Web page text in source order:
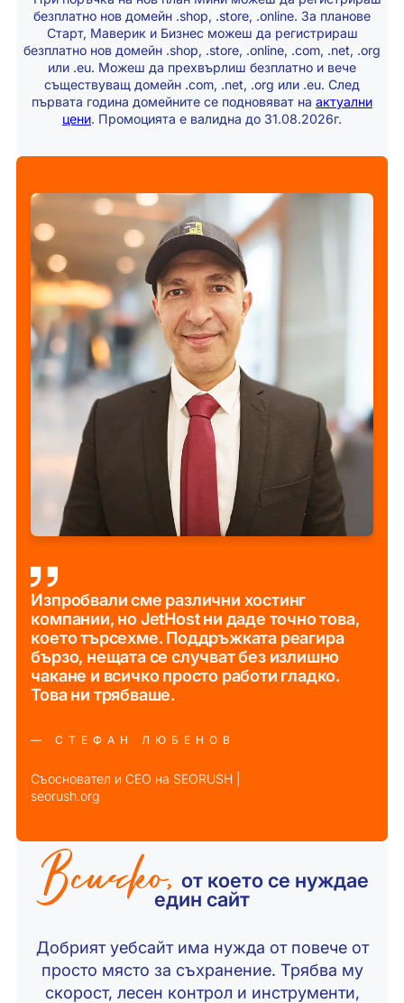
безплатно нов домейн .shop, .store, .online. За планове
Старт, Маверик и Бизнес можеш да регистрираш
безплатно нов домейн .shop, .store, .online, .com, .net, .org
или .eu. Можеш да прехвърлиш безплатно и вече
съществуващ домейн .com, .net, .org или .eu. След
първата година домейните се подновяват на актуални
цени. Промоцията е валидна до 31.08.2026г.
Изпробвали сме различни хостинг
компании, но JetHost ни даде точно това,
което търсехме. Поддръжката реагира
бързо, нещата се случват без излишно
чакане и всичко просто работи гладко.
Това ни трябваше.
— СТЕФАН ЛЮБЕНОВ
Съосновател и CEO на SEORUSH |
seorush.org
Всичко, от което се нуждае
един сайт
Добрият уебсайт има нужда от повече от
просто място за съхранение. Трябва му
скорост, лесен контрол и инструменти,